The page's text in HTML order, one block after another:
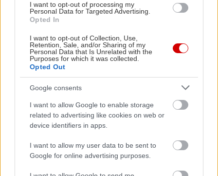
I want to opt-out of processing my
Personal Data for Targeted Advertising.
Opted In
I want to opt-out of Collection, Use,
Retention, Sale, and/or Sharing of my
Personal Data that Is Unrelated with the
Purposes for which it was collected.
Opted Out
Google consents
I want to allow Google to enable storage
related to advertising like cookies on web or
device identifiers in apps.
I want to allow my user data to be sent to
Google for online advertising purposes.
θερινά τον Αύγουστο
PODCASTS